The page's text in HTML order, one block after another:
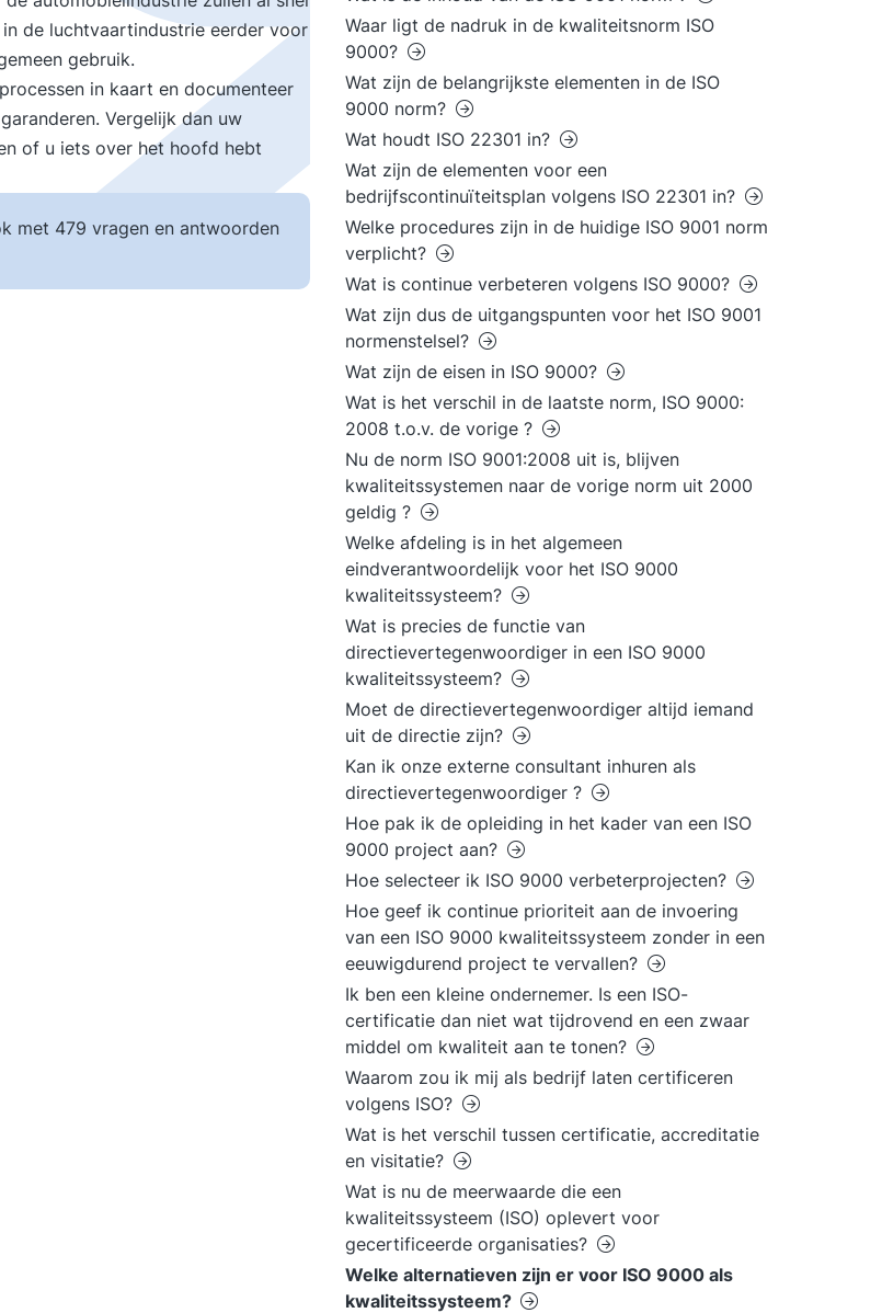
de luchtvaartindustrie eerder voor
gebruik.
in kaart en documenteer
Vergelijk dan uw
of u iets over het hoofd hebt
met 479 vragen en antwoorden
Waar ligt de nadruk in de kwaliteitsnorm ISO
9000?
Wat zijn de belangrijkste elementen in de ISO
9000 norm?
Wat houdt ISO 22301 in?
Wat zijn de elementen voor een
bedrijfscontinuïteitsplan volgens ISO 22301 in?
Welke procedures zijn in de huidige ISO 9001 norm
verplicht?
Wat is continue verbeteren volgens ISO 9000?
Wat zijn dus de uitgangspunten voor het ISO 9001
normenstelsel?
Wat zijn de eisen in ISO 9000?
Wat is het verschil in de laatste norm, ISO 9000:
2008 t.o.v. de vorige ?
Nu de norm ISO 9001:2008 uit is, blijven
kwaliteitssystemen naar de vorige norm uit 2000
geldig ?
Welke afdeling is in het algemeen
eindverantwoordelijk voor het ISO 9000
kwaliteitssysteem?
Wat is precies de functie van
directievertegenwoordiger in een ISO 9000
kwaliteitssysteem?
Moet de directievertegenwoordiger altijd iemand
uit de directie zijn?
Kan ik onze externe consultant inhuren als
directievertegenwoordiger ?
Hoe pak ik de opleiding in het kader van een ISO
9000 project aan?
Hoe selecteer ik ISO 9000 verbeterprojecten?
Hoe geef ik continue prioriteit aan de invoering
van een ISO 9000 kwaliteitssysteem zonder in een
eeuwigdurend project te vervallen?
Ik ben een kleine ondernemer. Is een ISO-
certificatie dan niet wat tijdrovend en een zwaar
middel om kwaliteit aan te tonen?
Waarom zou ik mij als bedrijf laten certificeren
volgens ISO?
Wat is het verschil tussen certificatie, accreditatie
en visitatie?
Wat is nu de meerwaarde die een
kwaliteitssysteem (ISO) oplevert voor
gecertificeerde organisaties?
Welke alternatieven zijn er voor ISO 9000 als
kwaliteitssysteem?